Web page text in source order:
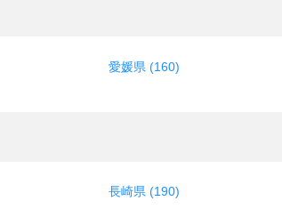
愛媛県 (160)
長崎県 (190)